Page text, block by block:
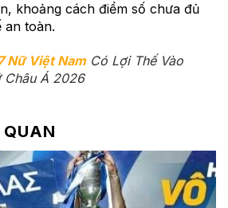
khoảng cách điểm số chưa đủ
an toàn.
Nữ Việt NamCó Lợi Thế Vào
Châu Á 2026